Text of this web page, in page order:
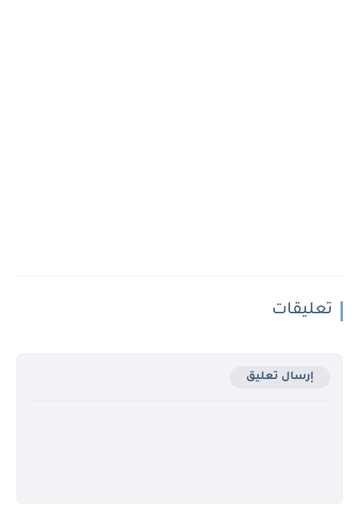
تعليقات
إرسال تعليق